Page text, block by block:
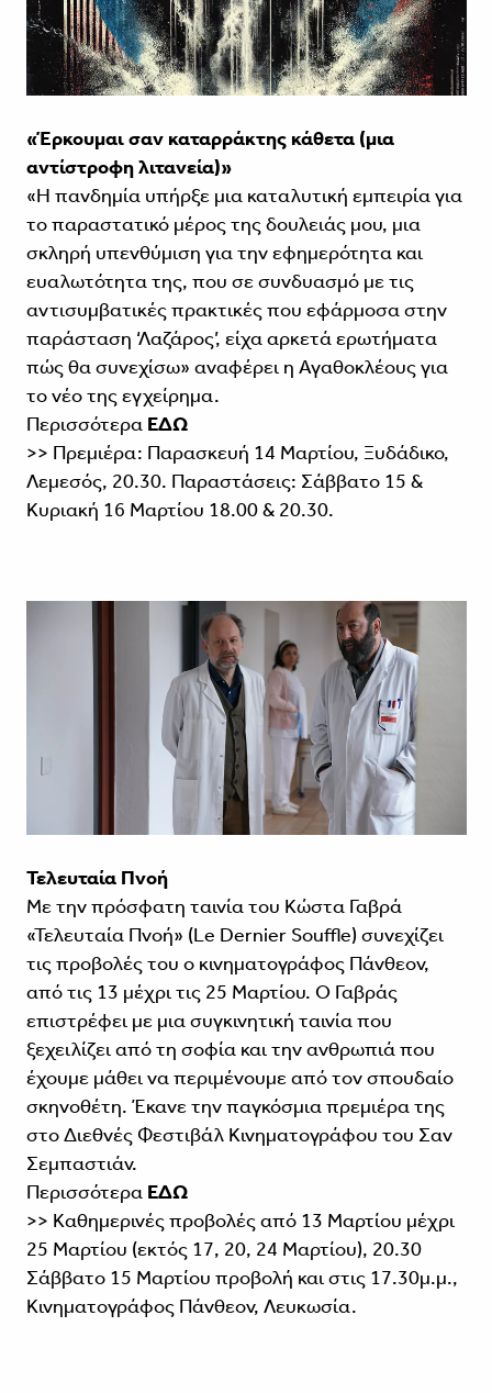
«Έρκουμαι σαν καταρράκτης κάθετα (μια
αντίστροφη λιτανεία)»
«Η πανδημία υπήρξε μια καταλυτική εμπειρία για
το παραστατικό μέρος της δουλειάς μου, μια
σκληρή υπενθύμιση για την εφημερότητα και
ευαλωτότητα της, που σε συνδυασμό με τις
αντισυμβατικές πρακτικές που εφάρμοσα στην
παράσταση ‘Λαζάρος’, είχα αρκετά ερωτήματα
πώς θα συνεχίσω» αναφέρει η Αγαθοκλέους για
το νέο της εγχείρημα.
Περισσότερα ΕΔΩ
>> Πρεμιέρα: Παρασκευή 14 Μαρτίου, Ξυδάδικο,
Λεμεσός, 20.30. Παραστάσεις: Σάββατο 15 &
Κυριακή 16 Μαρτίου 18.00 & 20.30.
Τελευταία Πνοή
Με την πρόσφατη ταινία του Κώστα Γαβρά
«Τελευταία Πνοή» (Le Dernier Souffle) συνεχίζει
τις προβολές του ο κινηματογράφος Πάνθεον,
από τις 13 μέχρι τις 25 Μαρτίου. Ο Γαβράς
επιστρέφει με μια συγκινητική ταινία που
ξεχειλίζει από τη σοφία και την ανθρωπιά που
έχουμε μάθει να περιμένουμε από τον σπουδαίο
σκηνοθέτη. Έκανε την παγκόσμια πρεμιέρα της
στο Διεθνές Φεστιβάλ Κινηματογράφου του Σαν
Σεμπαστιάν.
Περισσότερα ΕΔΩ
>> Καθημερινές προβολές από 13 Μαρτίου μέχρι
25 Μαρτίου (εκτός 17, 20, 24 Μαρτίου), 20.30
Σάββατο 15 Μαρτίου προβολή και στις 17.30μ.μ.,
Κινηματογράφος Πάνθεον, Λευκωσία.